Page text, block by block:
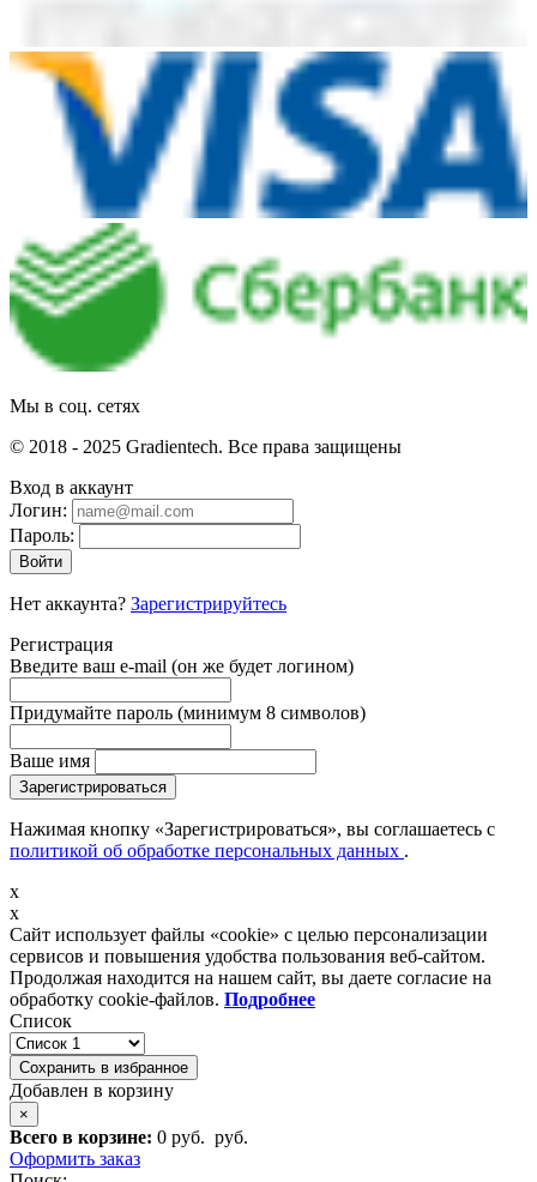
Мы в соц. сетях
© 2018 - 2025 Gradientech. Все права защищены
Вход в аккаунт
Логин:
Пароль:
Войти
Нет аккаунта? Зарегистрируйтесь
Регистрация
Введите ваш e-mail (он же будет логином)
Придумайте пароль (минимум 8 символов)
Ваше имя
Зарегистрироваться
Нажимая кнопку «Зарегистрироваться», вы соглашаетесь с
политикой об обработке персональных данных .
x
x
Сайт использует файлы «cookie» с целью персонализации
сервисов и повышения удобства пользования веб-сайтом.
Продолжая находится на нашем сайт, вы даете согласие на
обработку cookie-файлов. Подробнее
Список
Сохранить в избранное
Добавлен в корзину
×
Всего в корзине: 0 руб. руб.
Оформить заказ